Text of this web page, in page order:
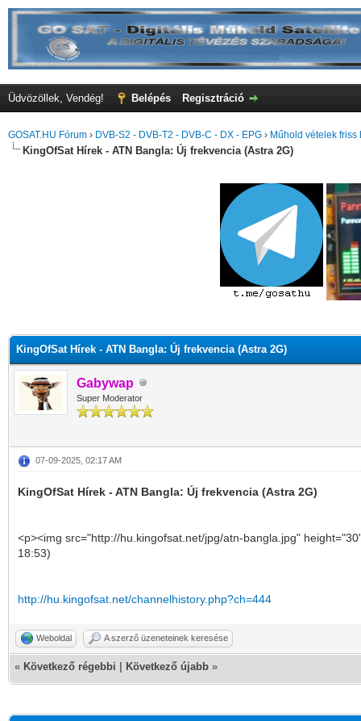
Üdvözöllek, Vendég! Belépés Regisztráció
GOSAT.HU Fórum › DVB-S2 - DVB-T2 - DVB-C - DX - EPG › Műhold vételek friss
KingOfSat Hírek - ATN Bangla: Új frekvencia (Astra 2G)
KingOfSat Hírek - ATN Bangla: Új frekvencia (Astra 2G)
Gabywap
Super Moderator
07-09-2025, 02:17 AM
KingOfSat Hírek - ATN Bangla: Új frekvencia (Astra 2G)
<p><img src="http://hu.kingofsat.net/jpg/atn-bangla.jpg"
18:53)
http://hu.kingofsat.net/channelhistory.php?ch=444
Weboldal A szerző üzeneteinek keresése
« Következő régebbi Következő újabb »